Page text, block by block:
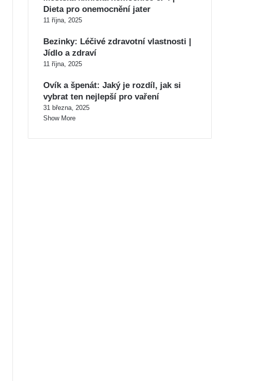
Dieta pro onemocnění jater
11 října, 2025
Bezinky: Léčivé zdravotní vlastnosti |
Jídlo a zdraví
11 října, 2025
Ovík a špenát: Jaký je rozdíl, jak si
vybrat ten nejlepší pro vaření
31 března, 2025
Show More